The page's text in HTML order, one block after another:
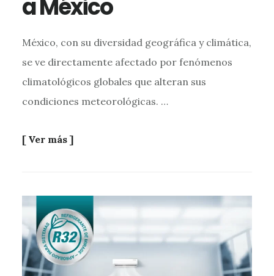
a México
México, con su diversidad geográfica y climática,
se ve directamente afectado por fenómenos
climatológicos globales que alteran sus
condiciones meteorológicas. …
[ Ver más ]